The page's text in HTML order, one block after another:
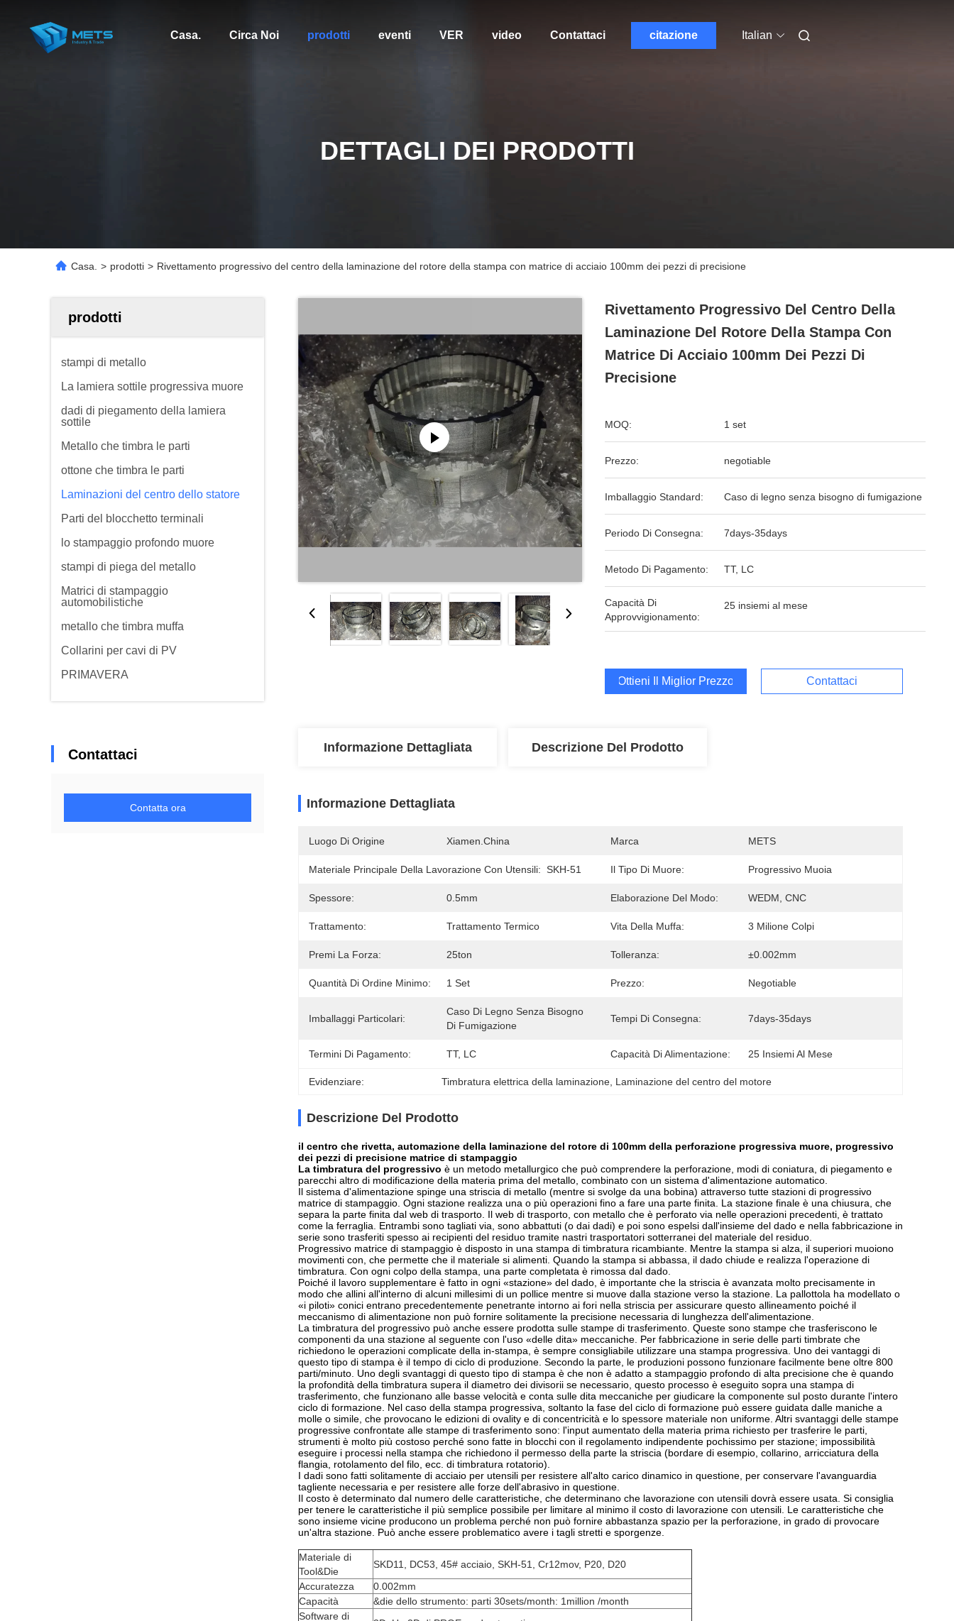
Casa. Circa Noi prodotti eventi VER video Contattaci citazione Italian
DETTAGLI DEI PRODOTTI
Casa. > prodotti > Rivettamento progressivo del centro della laminazione del rotore della stampa con matrice di acciaio 100mm dei pezzi di precisione
prodotti
stampi di metallo
La lamiera sottile progressiva muore
dadi di piegamento della lamiera
sottile
Metallo che timbra le parti
ottone che timbra le parti
Laminazioni del centro dello statore
Parti del blocchetto terminali
lo stampaggio profondo muore
stampi di piega del metallo
Matrici di stampaggio
automobilistiche
metallo che timbra muffa
Collarini per cavi di PV
PRIMAVERA
Contattaci
Contatta ora
Rivettamento Progressivo Del Centro Della
Laminazione Del Rotore Della Stampa Con
Matrice Di Acciaio 100mm Dei Pezzi Di
Precisione
MOQ: 1 set
Prezzo: negotiable
Imballaggio Standard: Caso di legno senza bisogno di fumigazione
Periodo Di Consegna: 7days-35days
Metodo Di Pagamento: TT, LC
Capacità Di
Approvvigionamento:
25 insiemi al mese
Ottieni Il Miglior Prezzo Contattaci
Informazione Dettagliata Descrizione Del Prodotto
Informazione Dettagliata
Luogo Di Origine Xiamen.China Marca METS
Materiale Principale Della Lavorazione Con Utensili: SKH-51 Il Tipo Di Muore: Progressivo Muoia
Spessore: 0.5mm Elaborazione Del Modo: WEDM, CNC
Trattamento: Trattamento Termico Vita Della Muffa: 3 Milione Colpi
Premi La Forza: 25ton Tolleranza: ±0.002mm
Quantità Di Ordine Minimo: 1 Set Prezzo: Negotiable
Imballaggi Particolari:
Caso Di Legno Senza Bisogno
Di Fumigazione
Tempi Di Consegna: 7days-35days
Termini Di Pagamento: TT, LC Capacità Di Alimentazione: 25 Insiemi Al Mese
Evidenziare: Timbratura elettrica della laminazione Laminazione del centro del motore
Descrizione Del Prodotto
il centro che rivetta, automazione della laminazione del rotore di 100mm della perforazione progressiva muore, progressivo
dei pezzi di precisione matrice di stampaggio
La timbratura del progressivo è un metodo metallurgico che può comprendere la perforazione, modi di coniatura, di piegamento e
parecchi altro di modificazione della materia prima del metallo, combinato con un sistema d'alimentazione automatico.
Il sistema d'alimentazione spinge una striscia di metallo (mentre si svolge da una bobina) attraverso tutte stazioni di progressivo
matrice di stampaggio. Ogni stazione realizza una o più operazioni fino a fare una parte finita. La stazione finale è una chiusura, che
separa la parte finita dal web di trasporto. Il web di trasporto, con metallo che è perforato via nelle operazioni precedenti, è trattato
come la ferraglia. Entrambi sono tagliati via, sono abbattuti (o dai dadi) e poi sono espelsi dall'insieme del dado e nella fabbricazione in
serie sono trasferiti spesso ai recipienti del residuo tramite nastri trasportatori sotterranei del materiale del residuo.
Progressivo matrice di stampaggio è disposto in una stampa di timbratura ricambiante. Mentre la stampa si alza, il superiori muoiono
movimenti con, che permette che il materiale si alimenti. Quando la stampa si abbassa, il dado chiude e realizza l'operazione di
timbratura. Con ogni colpo della stampa, una parte completata è rimossa dal dado.
Poiché il lavoro supplementare è fatto in ogni «stazione» del dado, è importante che la striscia è avanzata molto precisamente in
modo che allini all'interno di alcuni millesimi di un pollice mentre si muove dalla stazione verso la stazione. La pallottola ha modellato o
«i piloti» conici entrano precedentemente penetrante intorno ai fori nella striscia per assicurare questo allineamento poiché il
meccanismo di alimentazione non può fornire solitamente la precisione necessaria di lunghezza dell'alimentazione.
La timbratura del progressivo può anche essere prodotta sulle stampe di trasferimento. Queste sono stampe che trasferiscono le
componenti da una stazione al seguente con l'uso «delle dita» meccaniche. Per fabbricazione in serie delle parti timbrate che
richiedono le operazioni complicate della in-stampa, è sempre consigliabile utilizzare una stampa progressiva. Uno dei vantaggi di
questo tipo di stampa è il tempo di ciclo di produzione. Secondo la parte, le produzioni possono funzionare facilmente bene oltre 800
parti/minuto. Uno degli svantaggi di questo tipo di stampa è che non è adatto a stampaggio profondo di alta precisione che è quando
la profondità della timbratura supera il diametro dei divisorii se necessario, questo processo è eseguito sopra una stampa di
trasferimento, che funzionano alle basse velocità e conta sulle dita meccaniche per giudicare la componente sul posto durante l'intero
ciclo di formazione. Nel caso della stampa progressiva, soltanto la fase del ciclo di formazione può essere guidata dalle maniche a
molle o simile, che provocano le edizioni di ovality e di concentricità e lo spessore materiale non uniforme. Altri svantaggi delle stampe
progressive confrontate alle stampe di trasferimento sono: l'input aumentato della materia prima richiesto per trasferire le parti,
strumenti è molto più costoso perché sono fatte in blocchi con il regolamento indipendente pochissimo per stazione; impossibilità
eseguire i processi nella stampa che richiedono il permesso della parte la striscia (bordare di esempio, collarino, arricciatura della
flangia, rotolamento del filo, ecc. di timbratura rotatorio).
I dadi sono fatti solitamente di acciaio per utensili per resistere all'alto carico dinamico in questione, per conservare l'avanguardia
tagliente necessaria e per resistere alle forze dell'abrasivo in questione.
Il costo è determinato dal numero delle caratteristiche, che determinano che lavorazione con utensili dovrà essere usata. Si consiglia
per tenere le caratteristiche il più semplice possibile per limitare al minimo il costo di lavorazione con utensili. Le caratteristiche che
sono insieme vicine producono un problema perché non può fornire abbastanza spazio per la perforazione, in grado di provocare
un'altra stazione. Può anche essere problematico avere i tagli stretti e sporgenze.
Materiale di
Tool&Die
SKD11, DC53, 45# acciaio, SKH-51, Cr12mov, P20, D20
Accuratezza
0.002mm
Capacità
&die dello strumento: parti 30sets/month: 1million /month
Software di